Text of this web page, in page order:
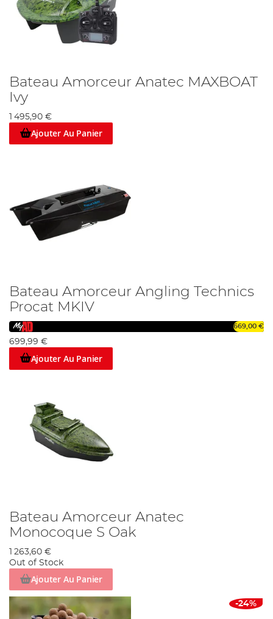
Bateau Amorceur Anatec MAXBOAT
Ivy
1 495,90 €
Ajouter Au Panier
Bateau Amorceur Angling Technics
Procat MKIV
669,00 €
699,99 €
Ajouter Au Panier
Bateau Amorceur Anatec
Monocoque S Oak
1 263,60 €
Out of Stock
Ajouter Au Panier
-24%